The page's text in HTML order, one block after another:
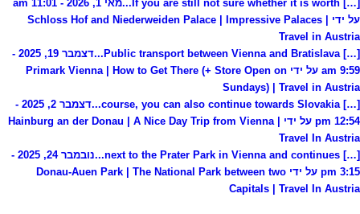
[…] If you are still not sure whether it is worth...
מאי 1, 2026 - 11:01 am
על ידי Schloss Hof and Niederweiden Palace | Impressive Palaces |
Travel in Austria
[…] Public transport between Vienna and Bratislava...
דצמבר 19, 2025 -
9:59 am על ידי Primark Vienna | How to Get There (+ Store Open on
Sundays) | Travel in Austria
[…] course, you can also continue towards Slovakia...
דצמבר 2, 2025 -
12:54 pm על ידי Hainburg an der Donau | A Nice Day Trip from Vienna |
Travel In Austria
[…] next to the Prater Park in Vienna and continues...
נובמבר 24, 2025 -
3:15 pm על ידי Donau-Auen Park | The National Park between two
Capitals | Travel In Austria